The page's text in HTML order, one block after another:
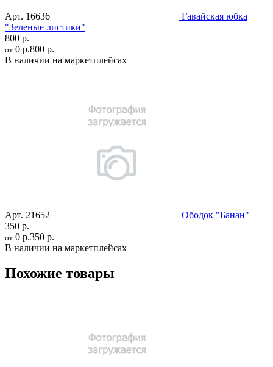
Арт. 16636
Гавайская юбка
"Зеленые листики"
800 р.
от 0 р.800 р.
В наличии на маркетплейсах
Арт. 21652
Ободок "Банан"
350 р.
от 0 р.350 р.
В наличии на маркетплейсах
Похожие товары